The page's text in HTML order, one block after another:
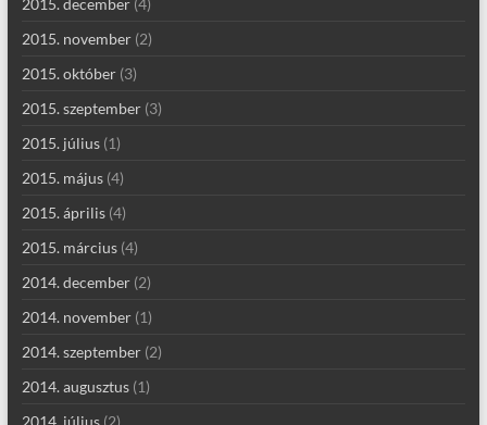
2015. december(4)
2015. november(2)
2015. október(3)
2015. szeptember(3)
2015. július(1)
2015. május(4)
2015. április(4)
2015. március(4)
2014. december(2)
2014. november(1)
2014. szeptember(2)
2014. augusztus(1)